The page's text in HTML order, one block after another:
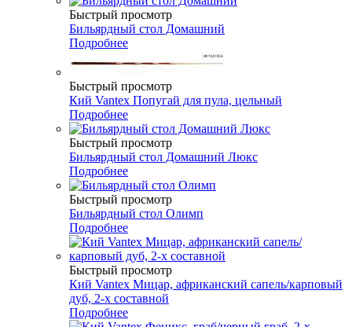
Быстрый просмотр
Бильярдный стол Домашний
Подробнее
Быстрый просмотр
Кий Vantex Попугай для пула, цельный
Подробнее
Быстрый просмотр
Бильярдный стол Домашний Люкс
Подробнее
Быстрый просмотр
Бильярдный стол Олимп
Подробнее
Быстрый просмотр
Кий Vantex Мицар, африканский сапель/карповый
дуб, 2-х составной
Подробнее